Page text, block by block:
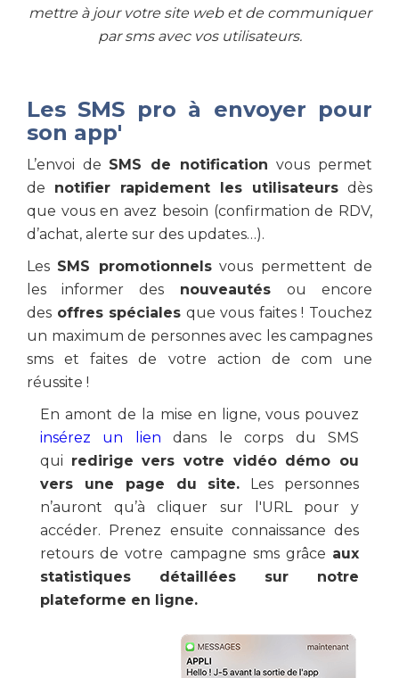
mettre à jour votre site web et de communiquer
par sms avec vos utilisateurs.
Les SMS pro à envoyer pour
son app'
L’envoi de SMS de notificationvous permet
de notifier rapidement les utilisateurs dès
que vous en avez besoin (confirmation de RDV,
d’achat, alerte sur des updates…).
Les SMS promotionnelsvous permettent de
les informer des nouveautés ou encore
des offres spéciales que vous faites ! Touchez
un maximum de personnes avec les campagnes
sms et faites de votre action de com une
réussite !
En amont de la mise en ligne, vous pouvez
insérez un lien dans le corps du SMS
qui redirige vers votre vidéo démo ou
vers une page du site. Les personnes
n’auront qu’à cliquer sur l'URL pour y
accéder. Prenez ensuite connaissance des
retours de votre campagne sms grâce aux
statistiques détaillées sur notre
plateforme en ligne.